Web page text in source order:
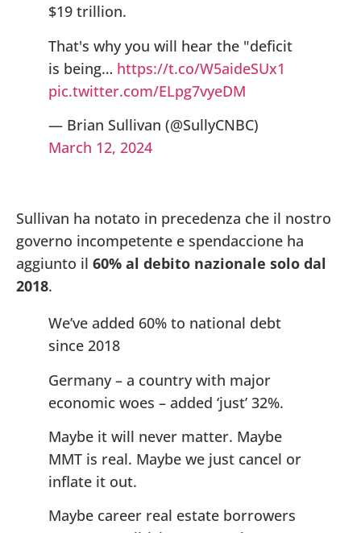
$19 trillion.
That's why you will hear the "deficit
is being… https://t.co/W5aideSUx1
pic.twitter.com/ELpg7vyeDM
— Brian Sullivan (@SullyCNBC)
March 12, 2024
Sullivan ha notato in precedenza che il nostro
governo incompetente e spendaccione ha
aggiunto il 60% al debito nazionale solo dal
2018.
We’ve added 60% to national debt
since 2018
Germany – a country with major
economic woes – added ‘just’ 32%.
Maybe it will never matter. Maybe
MMT is real. Maybe we just cancel or
inflate it out.
Maybe career real estate borrowers